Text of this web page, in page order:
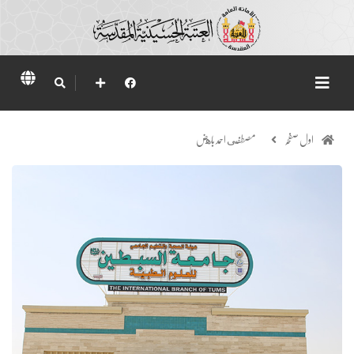
اول صفحہ مصطفى احمد باهض